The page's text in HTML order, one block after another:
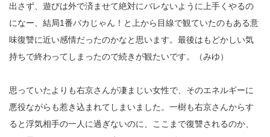
出さず、遊びは外で済ませて絶対にバレないように上手くやるの
になー、結局1番バカじゃん！と上から目線で観ていたのもある意
味復讐に近い感情だったのかなと思います。最後はもどかしい気
持ちで終わってしまったので続きが観たいです。（みゆ）
思っていたよりも右京さんが凄まじい女性で、そのエネルギーに
悪役ながらも惹き込まれてしまいました。一樹も右京さんからす
ると浮気相手の一人に過ぎないのに、ここまで復讐されるのか、